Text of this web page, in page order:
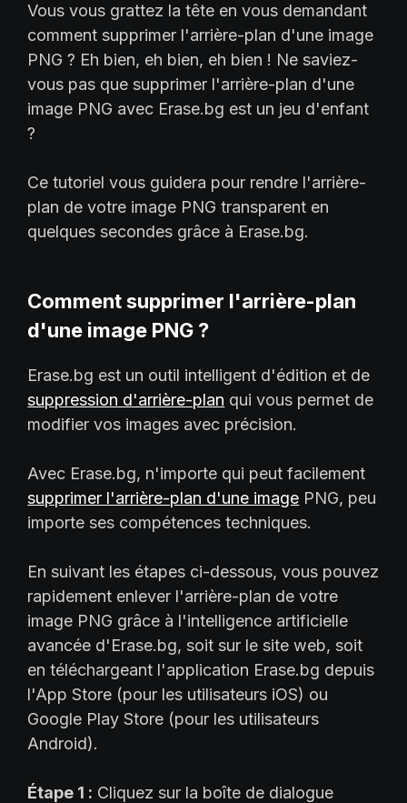
Vous vous grattez la tête en vous demandant
comment supprimer l'arrière-plan d'une image
PNG ? Eh bien, eh bien, eh bien ! Ne saviez-
vous pas que supprimer l'arrière-plan d'une
image PNG avec Erase.bg est un jeu d'enfant
?
Ce tutoriel vous guidera pour rendre l'arrière-
plan de votre image PNG transparent en
quelques secondes grâce à Erase.bg.
Comment supprimer l'arrière-plan
d'une image PNG ?
Erase.bg est un outil intelligent d'édition et de
suppression d'arrière-plan qui vous permet de
modifier vos images avec précision.
Avec Erase.bg, n'importe qui peut facilement
supprimer l'arrière-plan d'une image PNG, peu
importe ses compétences techniques.
En suivant les étapes ci-dessous, vous pouvez
rapidement enlever l'arrière-plan de votre
image PNG grâce à l'intelligence artificielle
avancée d'Erase.bg, soit sur le site web, soit
en téléchargeant l'application Erase.bg depuis
l'App Store (pour les utilisateurs iOS) ou
Google Play Store (pour les utilisateurs
Android).
Étape 1 : Cliquez sur la boîte de dialogue